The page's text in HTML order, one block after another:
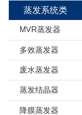
蒸发系统类
MVR蒸发器
多效蒸发器
废水蒸发器
蒸发结晶器
降膜蒸发器